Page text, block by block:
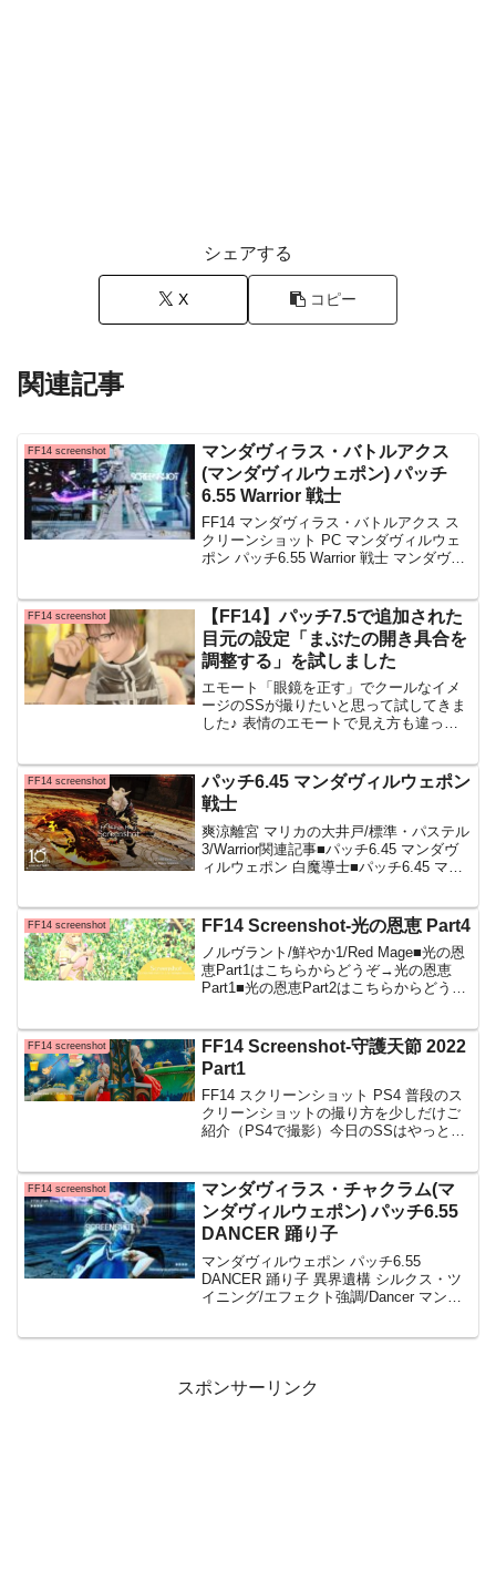
シェアする
X コピー
関連記事
FF14 screenshot
マンダヴィラス・バトルアクス
(マンダヴィルウェポン) パッチ
6.55 Warrior 戦士
FF14 マンダヴィラス・バトルアクス ス
クリーンショット PC マンダヴィルウェ
ポン パッチ6.55 Warrior 戦士 マンダヴィ
しまうので最初の4枚は「標準」で撮った
ものを載せています 冬の季節が終わりか
けていた頃に、あ～もう少し寒い季
FF14 screenshot
【FF14】パッチ7.5で追加された
目元の設定「まぶたの開き具合を
調整する」を試しました
エモート「眼鏡を正す」でクールなイメ
ージのSSが撮りたいと思って試してきま
した♪ 表情のエモートで見え方も違って
を細めてくれていいんじゃあないでしょ
うか・・！完成形その
FF14 screenshot
パッチ6.45 マンダヴィルウェポン
戦士
爽涼離宮 マリカの大井戸/標準・パステル
3/Warrior関連記事■パッチ6.45 マンダヴ
ィルウェポン 白魔導士■パッチ6.45 マン
のデザインが好きで最近はこの武...
FF14 screenshot FF14 Screenshot-光の恩恵 Part4
ノルヴラント/鮮やか1/Red Mage■光の恩
恵Part1はこちらからどうぞ→光の恩恵
Part1■光の恩恵Part2はこちらからどうぞ
を後にして、...
FF14 screenshot
FF14 Screenshot-守護天節 2022
Part1
FF14 スクリーンショット PS4 普段のス
クリーンショットの撮り方を少しだけご
紹介（PS4で撮影）今日のSSはやっと載
せていただきます 貴方の好きなSSが
FF14 screenshot
マンダヴィラス・チャクラム(マ
ンダヴィルウェポン) パッチ6.55
DANCER 踊り子
マンダヴィルウェポン パッチ6.55
DANCER 踊り子 異界遺構 シルクス・ツ
イニング/エフェクト強調/Dancer マンダ
スポンサーリンク